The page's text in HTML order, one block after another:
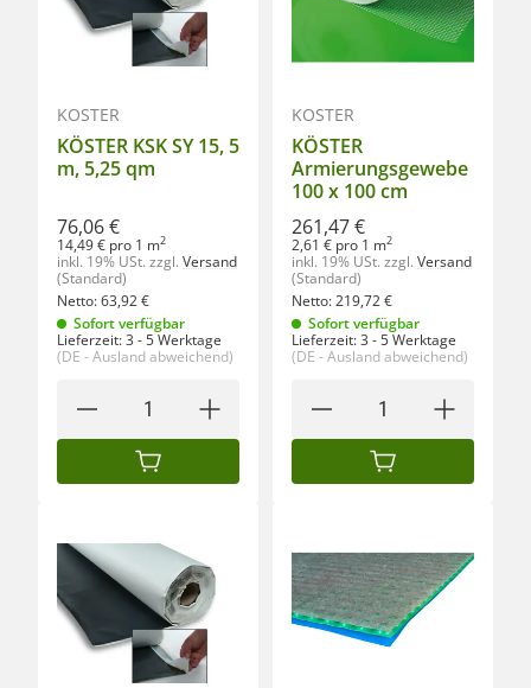
KÖSTER
KÖSTER KSK SY 15, 5
m, 5,25 qm
76,06 €
14,49 € pro 1 m2
inkl. 19% USt. zzgl. Versand
(Standard)
Netto:63,92€
Sofort verfügbar
Lieferzeit:3 - 5 Werktage
(DE - Ausland abweichend)
IN DEN WARENKORB
KÖSTER
KÖSTER
Armierungsgewebe
100 x 100 cm
261,47 €
2,61 € pro 1 m2
inkl. 19% USt. zzgl. Versand
(Standard)
Netto:219,72€
Sofort verfügbar
Lieferzeit:3 - 5 Werktage
(DE - Ausland abweichend)
IN DEN WARENKORB